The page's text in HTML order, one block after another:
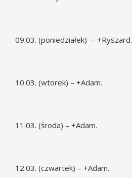
09.03. (poniedziałek) – +Ryszard.
10.03. (wtorek) – +Adam.
11.03. (środa) – +Adam.
12.03. (czwartek) – +Adam.